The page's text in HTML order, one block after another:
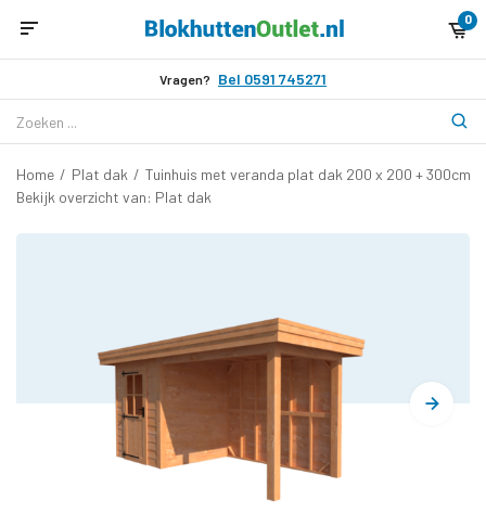
0
Vragen? Bel 0591 745271
Home / Plat dak / Tuinhuis met veranda plat dak 200 x 200 + 300cm
Bekijk overzicht van: Plat dak